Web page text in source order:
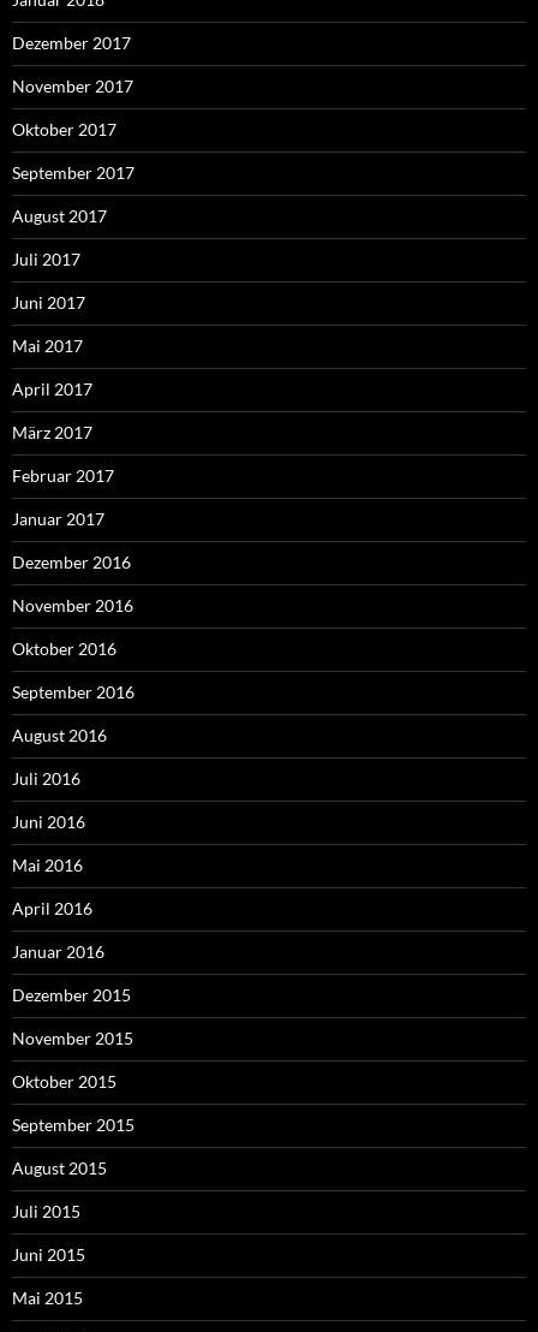
Dezember 2017
November 2017
Oktober 2017
September 2017
August 2017
Juli 2017
Juni 2017
Mai 2017
April 2017
März 2017
Februar 2017
Januar 2017
Dezember 2016
November 2016
Oktober 2016
September 2016
August 2016
Juli 2016
Juni 2016
Mai 2016
April 2016
Januar 2016
Dezember 2015
November 2015
Oktober 2015
September 2015
August 2015
Juli 2015
Juni 2015
Mai 2015